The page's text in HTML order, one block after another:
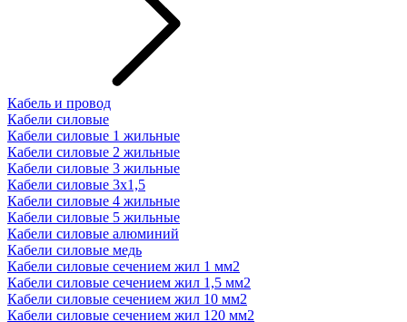
Кабель и провод
Кабели силовые
Кабели силовые 1 жильные
Кабели силовые 2 жильные
Кабели силовые 3 жильные
Кабели силовые 3х1,5
Кабели силовые 4 жильные
Кабели силовые 5 жильные
Кабели силовые алюминий
Кабели силовые медь
Кабели силовые сечением жил 1 мм2
Кабели силовые сечением жил 1,5 мм2
Кабели силовые сечением жил 10 мм2
Кабели силовые сечением жил 120 мм2